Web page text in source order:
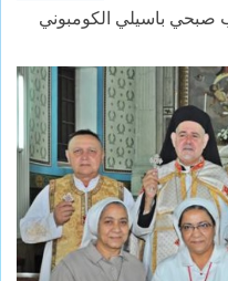
صبحي باسيلي الكومبوني